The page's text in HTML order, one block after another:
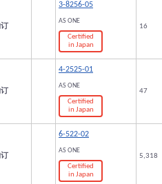
3-8256-05
AS ONE
Certified
in Japan
16
4-2525-01
AS ONE
Certified
in Japan
47
6-522-02
AS ONE
Certified
in Japan
5,318